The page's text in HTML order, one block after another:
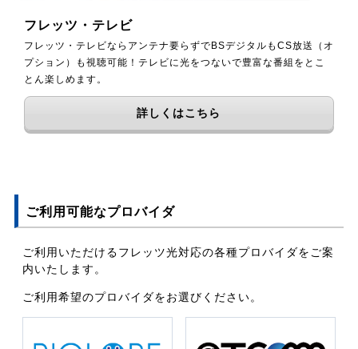
フレッツ・テレビ
フレッツ・テレビならアンテナ要らずでBSデジタルもCS放送（オ
プション）も視聴可能！テレビに光をつないで豊富な番組をとこ
とん楽しめます。
詳しくはこちら
ご利用可能なプロバイダ
ご利用いただけるフレッツ光対応の各種プロバイダをご案
内いたします。
ご利用希望のプロバイダをお選びください。